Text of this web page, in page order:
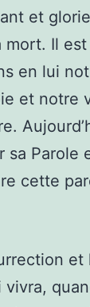
et
mort. Il
en lui
et notre
sa Parole
cette
et